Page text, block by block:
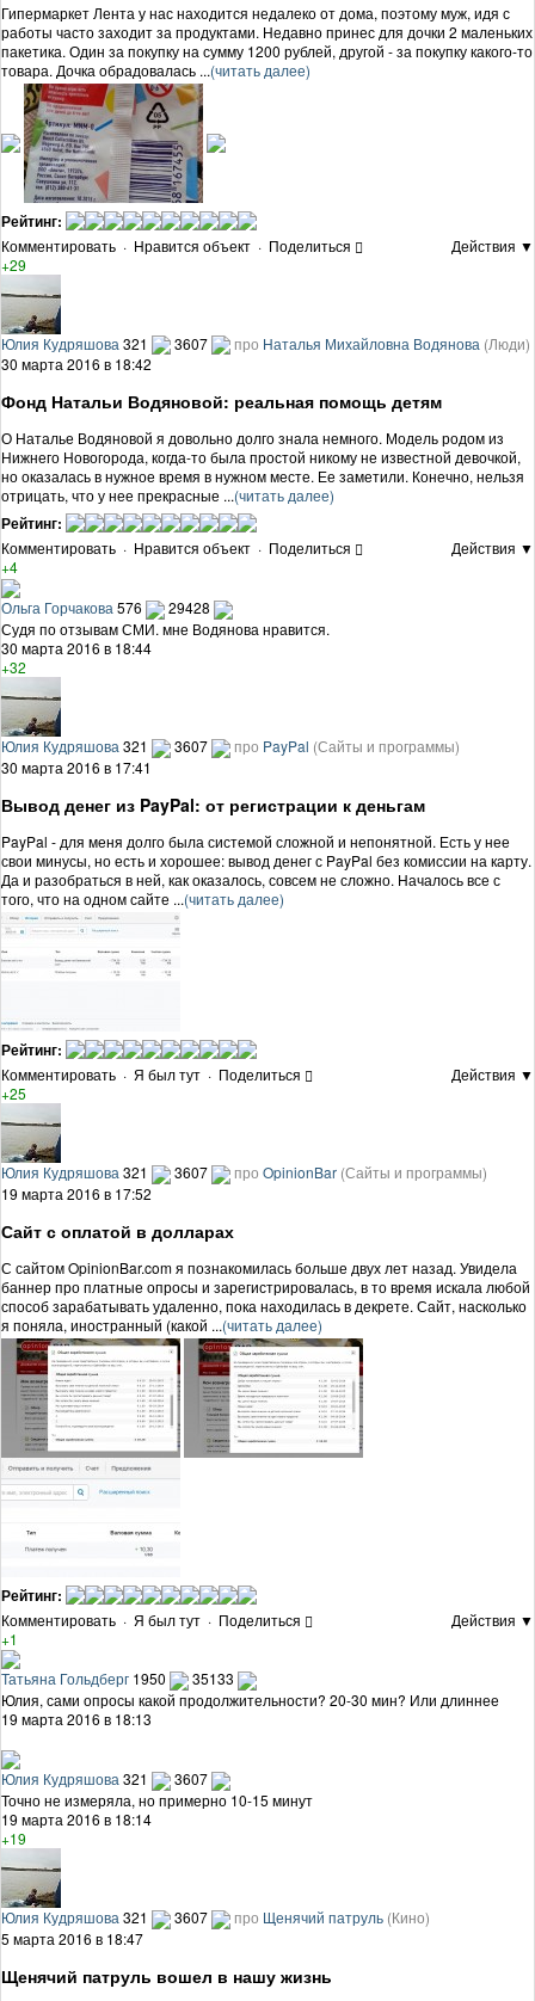
Гипермаркет Лента у нас находится недалеко от дома, поэтому муж, идя с
работы часто заходит за продуктами. Недавно принес для дочки 2 маленьких
пакетика. Один за покупку на сумму 1200 рублей, другой - за покупку какого-то
товара. Дочка обрадовалась ...(читать далее)
Рейтинг:
Комментировать · Нравится объект · Поделиться
Действия ▼
+29
Юлия Кудряшова 321 3607 про Наталья Михайловна Водянова (Люди)
30 марта 2016 в 18:42
Фонд Натальи Водяновой: реальная помощь детям
О Наталье Водяновой я довольно долго знала немного. Модель родом из
Нижнего Новогорода, когда-то была простой никому не известной девочкой,
но оказалась в нужное время в нужном месте. Ее заметили. Конечно, нельзя
отрицать, что у нее прекрасные ...(читать далее)
Рейтинг:
Комментировать · Нравится объект · Поделиться
Действия ▼
+4
Ольга Горчакова 576
29428
Судя по отзывам СМИ. мне Водянова нравится.
30 марта 2016 в 18:44
+32
Юлия Кудряшова 321 3607 про PayPal (Сайты и программы)
30 марта 2016 в 17:41
Вывод денег из PayPal: от регистрации к деньгам
PayPal - для меня долго была системой сложной и непонятной. Есть у нее
свои минусы, но есть и хорошее: вывод денег с PayPal без комиссии на карту.
Да и разобраться в ней, как оказалось, совсем не сложно. Началось все с
того, что на одном сайте ...(читать далее)
Рейтинг:
Комментировать · Я был тут · Поделиться
Действия ▼
+25
Юлия Кудряшова 321 3607 про OpinionBar (Сайты и программы)
19 марта 2016 в 17:52
Сайт с оплатой в долларах
С сайтом OpinionBar.com я познакомилась больше двух лет назад. Увидела
баннер про платные опросы и зарегистрировалась, в то время искала любой
способ зарабатывать удаленно, пока находилась в декрете. Сайт, насколько
я поняла, иностранный (какой ...(читать далее)
Рейтинг:
Комментировать · Я был тут · Поделиться
Действия ▼
+1
Татьяна Гольдберг 1950
35133
Юлия, сами опросы какой продолжительности? 20-30 мин? Или длиннее
19 марта 2016 в 18:13
Юлия Кудряшова 321
3607
Точно не измеряла, но примерно 10-15 минут
19 марта 2016 в 18:14
+19
Юлия Кудряшова 321 3607 про Щенячий патруль (Кино)
5 марта 2016 в 18:47
Щенячий патруль вошел в нашу жизнь